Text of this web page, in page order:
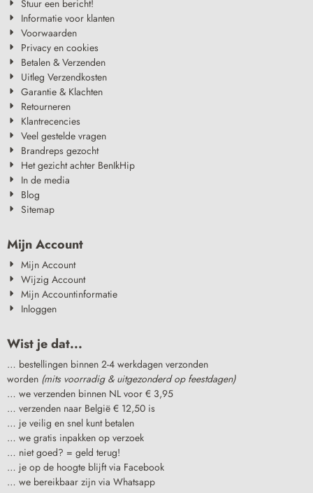
Stuur een bericht!
Informatie voor klanten
Voorwaarden
Privacy en cookies
Betalen & Verzenden
Uitleg Verzendkosten
Garantie & Klachten
Retourneren
Klantrecencies
Veel gestelde vragen
Brandreps gezocht
Het gezicht achter BenIkHip
In de media
Blog
Sitemap
Mijn Account
Mijn Account
Wijzig Account
Mijn Accountinformatie
Inloggen
Wist je dat...
… bestellingen binnen 2-4 werkdagen verzonden
worden (mits voorradig & uitgezonderd op feestdagen)
… we verzenden binnen NL voor € 3,95
… verzenden naar België € 12,50 is
… je veilig en snel kunt betalen
… we gratis inpakken op verzoek
… niet goed? = geld terug!
… je op de hoogte blijft via Facebook
… we bereikbaar zijn via Whatsapp